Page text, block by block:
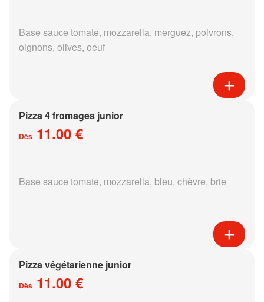
Base sauce tomate, mozzarella, merguez, poivrons,
oignons, olives, oeuf
Pizza 4 fromages junior
Dès 11.00 €
Base sauce tomate, mozzarella, bleu, chèvre, brie
Pizza végétarienne junior
Dès 11.00 €